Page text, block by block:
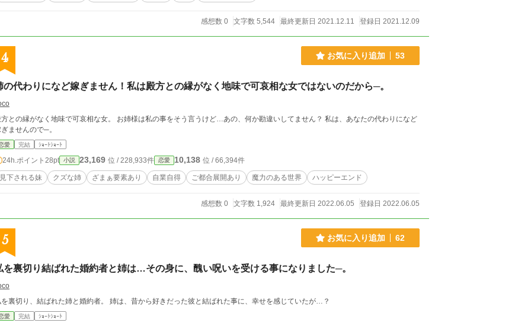
感想数 0 文字数 5,544 最終更新日 2021.12.11 登録日 2021.12.09
4 お気に入り追加 53
の代わりになど嫁ぎません！私は殿方との縁がなく地味で可哀相な女ではないのだから─。
との縁がなく地味で可哀相な女。 お姉様は私の事をそう言うけど…あの、何か勘違いしてません？ 私は、あなたの代わりになど
ませんので─。
愛 完結 ｼｮｰﾄｼｮｰﾄ
24h.ポイント 28pt 小説 23,169 位 / 228,933件 恋愛 10,138 位 / 66,394件
見下される妹 クズな姉 ざまぁ要素あり 自業自得 ご都合展開あり 魔力のある世界 ハッピーエンド
感想数 0 文字数 1,924 最終更新日 2022.06.05 登録日 2022.06.05
5 お気に入り追加 62
を裏切り結ばれた婚約者と姉は…その身に、醜い呪いを受ける事になりました─。
裏切り、結ばれた姉と婚約者。 姉は、昔から好きだった彼と結ばれた事に、幸せを感じていたが…？
愛 完結 ｼｮｰﾄｼｮｰﾄ